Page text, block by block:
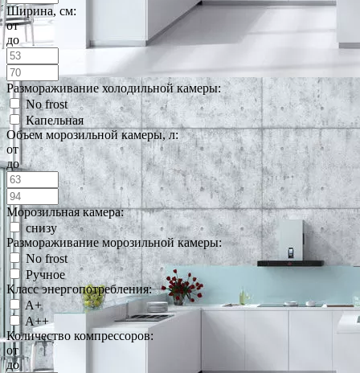
Ширина, см:
от
до
Размораживание холодильной камеры:
No frost
Капельная
Объем морозильной камеры, л:
от
до
Морозильная камера:
снизу
Размораживание морозильной камеры:
No frost
Ручное
Класс энергопотребления:
A+
A++
Количество компрессоров:
от
до